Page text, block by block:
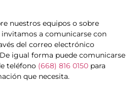
nuestros equipos o sobre
invitamos a comunicarse con
del correo electrónico
igual forma puede comunicarse
teléfono (668) 816 0150 para
que necesita.